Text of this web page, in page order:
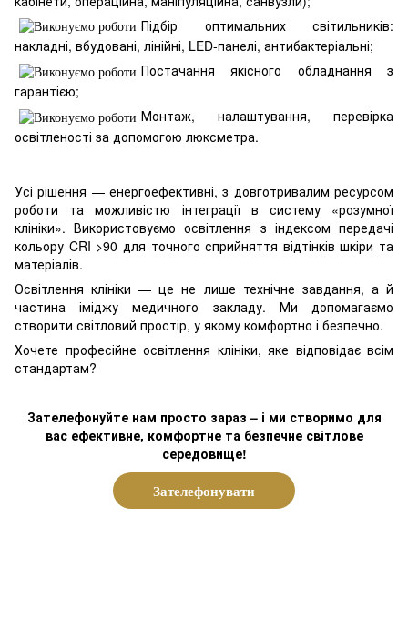
Підбір оптимальних світильників:
накладні, вбудовані, лінійні, LED-панелі, антибактеріальні;
Постачання якісного обладнання з
гарантією;
Монтаж, налаштування, перевірка
освітленості за допомогою люксметра.
Усі рішення — енергоефективні, з довготривалим ресурсом
роботи та можливістю інтеграції в систему «розумної
клініки». Використовуємо освітлення з індексом передачі
кольору CRI >90 для точного сприйняття відтінків шкіри та
матеріалів.
Освітлення клініки — це не лише технічне завдання, а й
частина іміджу медичного закладу. Ми допомагаємо
створити світловий простір, у якому комфортно і безпечно.
Хочете професійне освітлення клініки, яке відповідає всім
стандартам?
Зателефонуйте нам просто зараз – і ми створимо для
вас ефективне, комфортне та безпечне світлове
середовище!
Зателефонувати